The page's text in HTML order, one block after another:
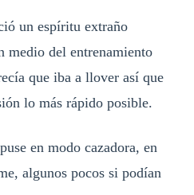
un espíritu extraño
medio del entrenamiento
que iba a llover así que
lo más rápido posible.
en modo cazadora, en
algunos pocos si podían